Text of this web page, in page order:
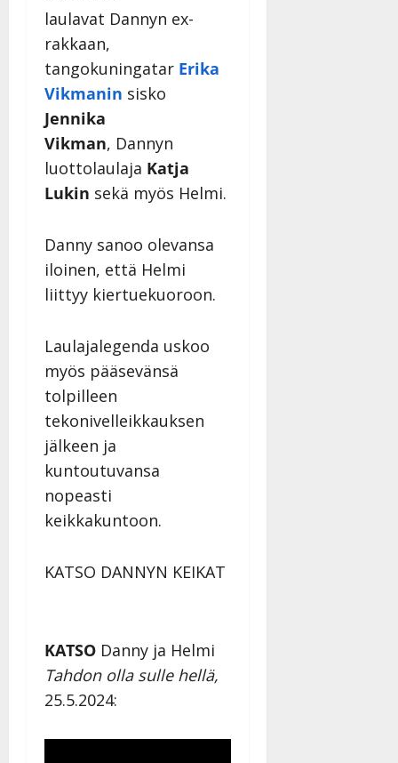
laulavat Dannyn ex-
rakkaan,
tangokuningatar Erika
Vikmanin sisko
Jennika
Vikman, Dannyn
luottolaulaja Katja
Lukin sekä myös Helmi.
Danny sanoo olevansa
iloinen, että Helmi
liittyy kiertuekuoroon.
Laulajalegenda uskoo
myös pääsevänsä
tolpilleen
tekonivelleikkauksen
jälkeen ja
kuntoutuvansa
nopeasti
keikkakuntoon.
KATSO DANNYN KEIKAT
KATSO Danny ja Helmi
Tahdon olla sulle hellä,
25.5.2024: